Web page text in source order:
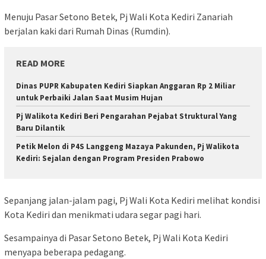
Menuju Pasar Setono Betek, Pj Wali Kota Kediri Zanariah
berjalan kaki dari Rumah Dinas (Rumdin).
READ MORE
Dinas PUPR Kabupaten Kediri Siapkan Anggaran Rp 2 Miliar
untuk Perbaiki Jalan Saat Musim Hujan
Pj Walikota Kediri Beri Pengarahan Pejabat Struktural Yang
Baru Dilantik
Petik Melon di P4S Langgeng Mazaya Pakunden, Pj Walikota
Kediri: Sejalan dengan Program Presiden Prabowo
Sepanjang jalan-jalam pagi, Pj Wali Kota Kediri melihat kondisi
Kota Kediri dan menikmati udara segar pagi hari.
Sesampainya di Pasar Setono Betek, Pj Wali Kota Kediri
menyapa beberapa pedagang.